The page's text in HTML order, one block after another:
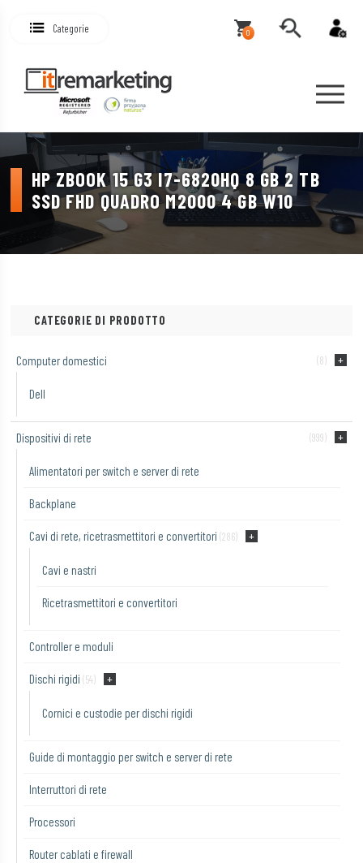
Categorie 0
HP ZBOOK 15 G3 I7-6820HQ 8 GB 2 TB
SSD FHD QUADRO M2000 4 GB W10
CATEGORIE DI PRODOTTO
Computer domestici (8)
Dell
Dispositivi di rete (999)
Alimentatori per switch e server di rete
Backplane
Cavi di rete, ricetrasmettitori e convertitori (286)
Cavi e nastri
Ricetrasmettitori e convertitori
Controller e moduli
Dischi rigidi (54)
Cornici e custodie per dischi rigidi
Guide di montaggio per switch e server di rete
Interruttori di rete
Processori
Router cablati e firewall